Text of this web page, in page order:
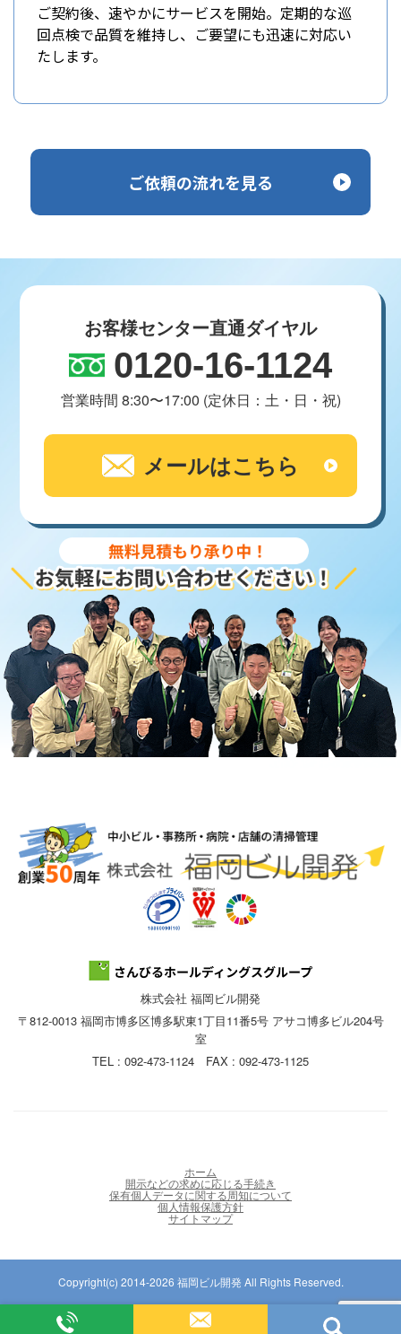
ご契約後、速やかにサービスを開始。定期的な巡
回点検で品質を維持し、ご要望にも迅速に対応い
たします。
ご依頼の流れを見る
お客様センター直通ダイヤル
0120-16-1124
営業時間 8:30〜17:00 (定休日：土・日・祝)
メールはこちら
株式会社 福岡ビル開発
〒812-0013 福岡市博多区博多駅東1丁目11番5号 アサコ博多ビル204号
室
TEL : 092-473-1124 FAX : 092-473-1125
ホーム
開示などの求めに応じる手続き
保有個人データに関する周知について
個人情報保護方針
サイトマップ
Copyright(c) 2014-2026 福岡ビル開発 All Rights Reserved.